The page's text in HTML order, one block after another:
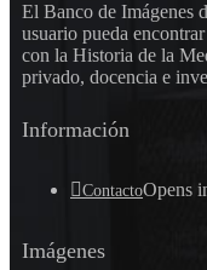
El Banco de Imágenes
usuario pueda
con la Historia de la
privado, docencia e
Información
ContactoOpens
Imágenes